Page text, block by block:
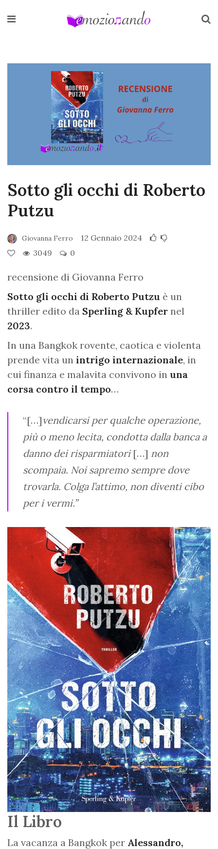
Sotto gli occhi di Roberto
Putzu
Giovanna Ferro
12 Gennaio 2024
3049
0
recensione di Giovanna Ferro
Sotto gli occhi di Roberto Putzu è un
thriller edito da Sperling & Kupfer nel
2023.
In una Bangkok rovente, caotica e violenta
prende vita un intrigo internazionale, in
cui finanza e malavita convivono in una
corsa contro il tempo…
“[…]vendicarsi per qualche operazione,
più o meno lecita, condotta dalla banca a
danno dei risparmiatori […] non
scompaia. Noi sapremo sempre dove
trovarla. Colga l’attimo, non diventi cibo
per i vermi.”
Il Libro
La vacanza a Bangkok per Alessandro,